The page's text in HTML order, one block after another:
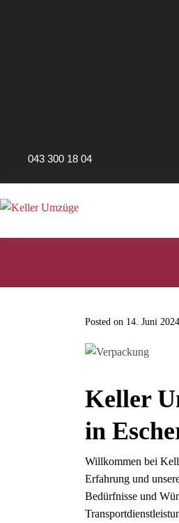
043 300 18 04
Posted on 14. Juni 2024
Keller
in
Willkommen bei
Erfahrung und
Bedürfnisse und